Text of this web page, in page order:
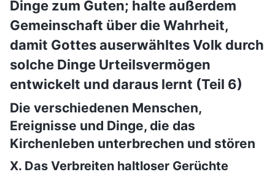
Dinge zum Guten; halte außerdem
Gemeinschaft über die Wahrheit,
damit Gottes auserwähltes Volk durch
solche Dinge Urteilsvermögen
entwickelt und daraus lernt (Teil 6)
Die verschiedenen Menschen,
Ereignisse und Dinge, die das
Kirchenleben unterbrechen und stören
X. Das Verbreiten haltloser Gerüchte